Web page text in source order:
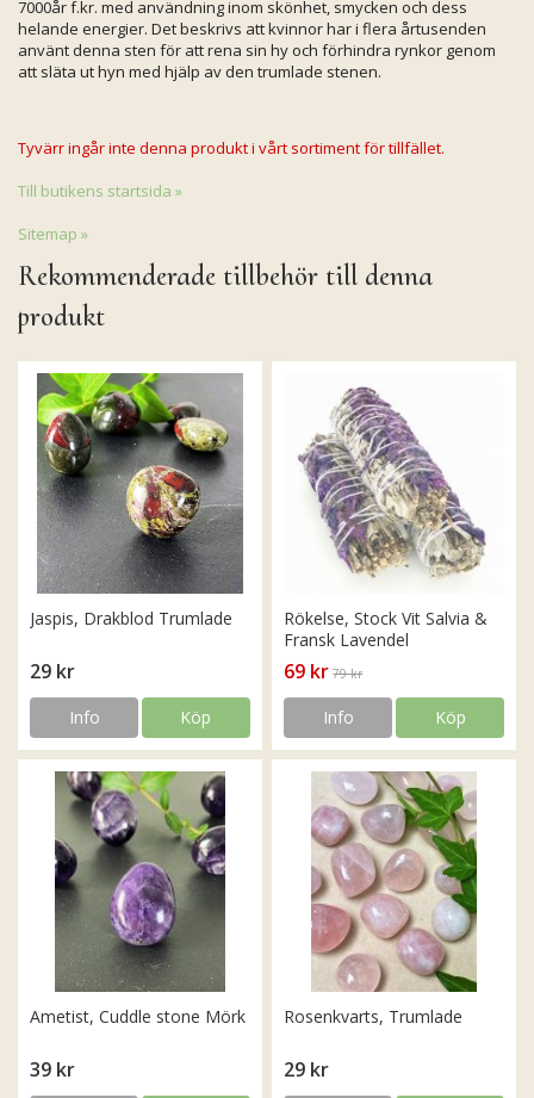
7000år f.kr. med användning inom skönhet, smycken och dess
helande energier. Det beskrivs att kvinnor har i flera årtusenden
använt denna sten för att rena sin hy och förhindra rynkor genom
att släta ut hyn med hjälp av den trumlade stenen.
Tyvärr ingår inte denna produkt i vårt sortiment för tillfället.
Till butikens startsida »
Sitemap »
Rekommenderade tillbehör till denna
produkt
Jaspis, Drakblod Trumlade
29 kr
Info Köp
Rökelse, Stock Vit Salvia &
Fransk Lavendel
69 kr 79 kr
Info Köp
Ametist, Cuddle stone Mörk
39 kr
Rosenkvarts, Trumlade
29 kr